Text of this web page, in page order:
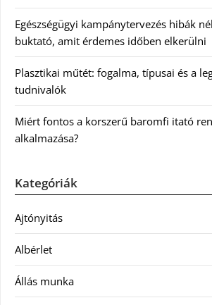
Egészségügyi kampánytervezés hibák
buktató, amit érdemes időben elkerülni
Plasztikai műtét: fogalma, típusai és a
tudnivalók
Miért fontos a korszerű baromfi itató
alkalmazása?
Kategóriák
Ajtónyitás
Albérlet
Állás munka